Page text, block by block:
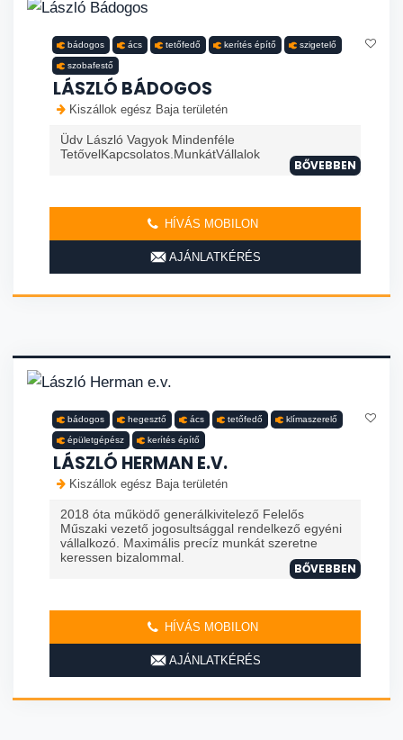
bádogos ács tetőfedő kerítés építő szigetelő
szobafestő
LÁSZLÓ BÁDOGOS
Kiszállok egész Baja területén
Üdv László Vagyok Mindenféle
TetővelKapcsolatos.MunkátVállalok
BŐVEBBEN
HÍVÁS MOBILON
AJÁNLATKÉRÉS
bádogos hegesztő ács tetőfedő klímaszerelő
épületgépész kerítés építő
LÁSZLÓ HERMAN E.V.
Kiszállok egész Baja területén
2018 óta működő generálkivitelező Felelős
Műszaki vezető jogosultsággal rendelkező egyéni
vállalkozó. Maximális precíz munkát szeretne
keressen bizalommal.
BŐVEBBEN
HÍVÁS MOBILON
AJÁNLATKÉRÉS